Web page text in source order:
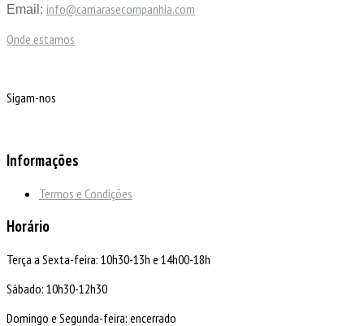
Email: info@camarasecompanhia.com
Onde estamos
Sigam-nos
Informações
Termos e Condições
Horário
Terça a Sexta-feira: 10h30-13h e 14h00-18h
Sábado: 10h30-12h30
Domingo e Segunda-feira: encerrado